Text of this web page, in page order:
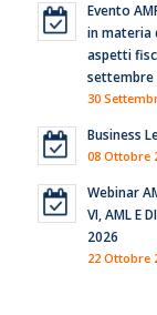
Evento
in materia
aspetti
settembre
30
Business
08 Ottobre
Webinar
VI, AML E
2026
22 Ottobre